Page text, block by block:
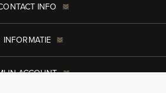
INFO
INFORMATIE
ACCOUNT